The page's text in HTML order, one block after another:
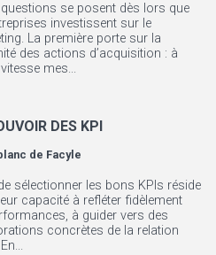
questions se posent dès lors que
investissent sur le
La première porte sur la
des actions d’acquisition : à
mes...
DES KPI
de Facyle
sélectionner les bons KPIs réside
capacité à refléter fidèlement
à guider vers des
concrètes de la relation